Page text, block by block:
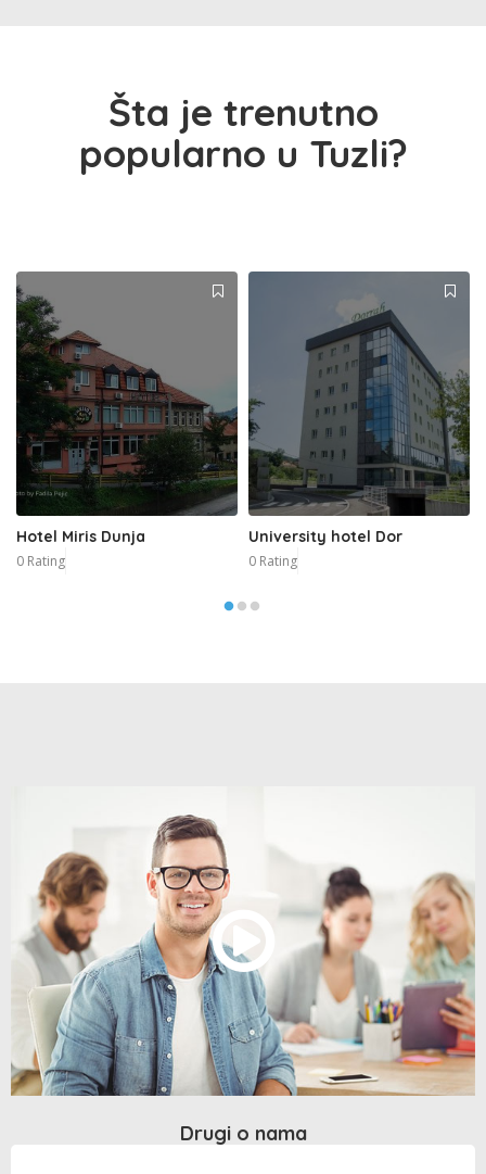
Šta je trenutno
popularno u Tuzli?
Hotel Miris Dunja
0 Rating
University hotel Dor
0 Rating
Drugi o nama